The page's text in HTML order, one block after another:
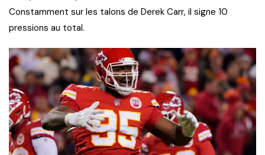
Constamment sur les talons de Derek Carr, il signe 10
pressions au total.